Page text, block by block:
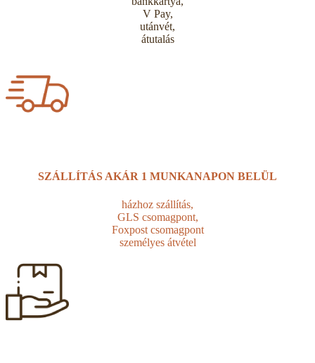
V Pay,
utánvét,
átutalás
SZÁLLÍTÁS AKÁR 1 MUNKANAPON BELÜL
házhoz szállítás,
GLS csomagpont,
Foxpost csomagpont
személyes átvétel